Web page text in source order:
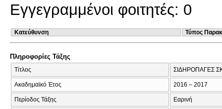
Εγγεγραμμένοι φοιτητές: 0
Κατεύθυνση Τύπος
Πληροφορίες Τάξης
Τίτλος ΣΙΔΗΡΟΠΑΓΕΣ
Ακαδημαϊκό Έτος 2016 – 2017
Περίοδος Τάξης Εαρινή